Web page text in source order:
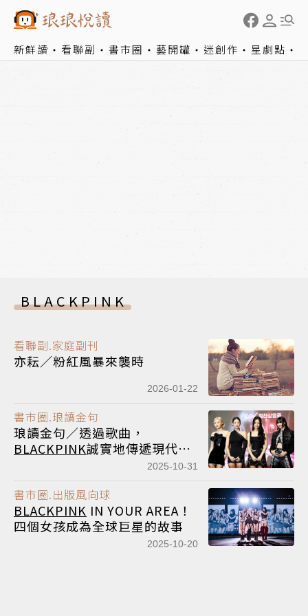
新鮮讀 看聯副 書市圈 藝開罐 迷創作 星劇點
BLACKPINK
看聯副.家庭副刊
亦耘／粉紅風暴來襲時
2026-01-22
書市圈.琅讀金句
琅讀金句／透過歌曲，
BLACKPINK誠實地傳遞現代女
性的多重面向：既積極、堅強、
渴望幸福。
2025-10-31
書市圈.出版風向球
BLACKPINK IN YOUR AREA！
四個女孩成為全球巨星的故事
2025-10-20